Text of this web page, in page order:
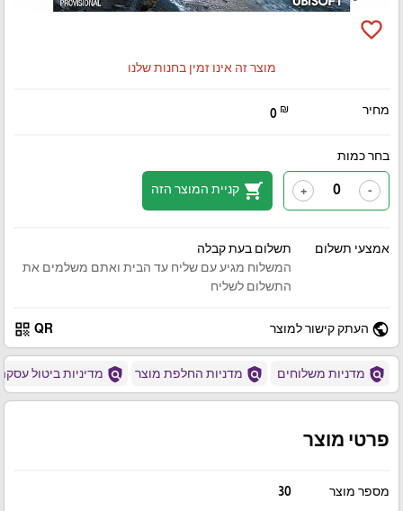
favorite_border
מוצר זה אינו זמין בחנות שלנו
מחיר 0 ₪
בחר כמות
-
+
shopping_cart קניית המוצר הזה
אמצעי תשלום
תשלום בעת קבלה
המשלוח מגיע עם שליח עד הבית ואתם משלמים את
התשלום לשליח
public העתק קישור למוצר QR
qr_code
policy מדניות משלוחים policy מדניות החלפת מוצר policy מדיניות ביטול
פרטי מוצר
מספר מוצר 30